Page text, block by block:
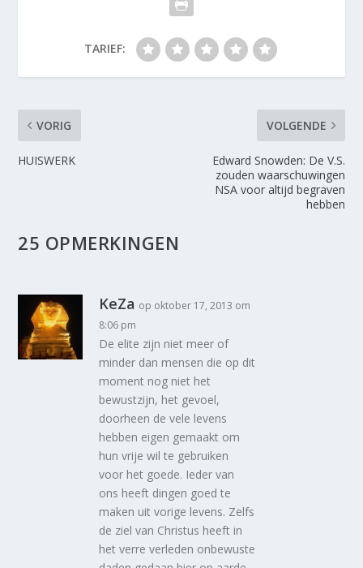
TARIEF:
VORIG
HUISWERK
VOLGENDE
Edward Snowden: De V.S.
zouden waarschuwingen
NSA voor altijd begraven
hebben
25 OPMERKINGEN
KeZa op oktober 17, 2013 om
8:06 pm
De elite zijn niet meer of
minder dan mensen die op dit
moment nog niet het
bewustzijn, het gevoel,
doorheen de vele levens
hebben eigen gemaakt om
hun vrije wil te gebruiken
voor het goede. Ieder van
ons heeft dingen goed te
maken uit vorige levens. Zelfs
de ziel van Christus heeft in
het verre verleden onbewuste